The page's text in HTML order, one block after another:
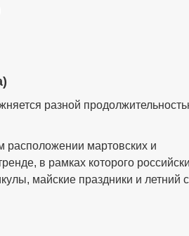
разной
мартовских и
в рамках которого
майские праздники и летний